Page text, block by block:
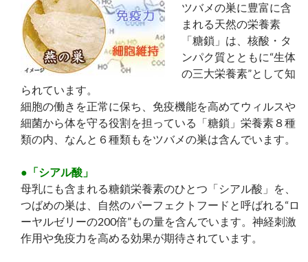
ツバメの巣に豊富に含
まれる天然の栄養素
「糖鎖」は、核酸・タ
ンパク質とともに“生体
の三大栄養素”として知
られています。
細胞の働きを正常に保ち、免疫機能を高めてウィルスや
細菌から体を守る役割を担っている「糖鎖」栄養素８種
類の内、なんと６種類もをツバメの巣は含んでいます。
●「シアル酸」
母乳にも含まれる糖鎖栄養素のひとつ「シアル酸」を、
つばめの巣は、自然のパーフェクトフードと呼ばれる“ロ
ーヤルゼリーの200倍”もの量を含んでいます。神経刺激
作用や免疫力を高める効果が期待されています。